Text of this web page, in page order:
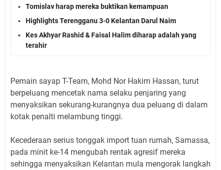
Tomislav harap mereka buktikan kemampuan
Highlights Terengganu 3-0 Kelantan Darul Naim
Kes Akhyar Rashid & Faisal Halim diharap adalah yang
terahir
Pemain sayap T-Team, Mohd Nor Hakim Hassan, turut
berpeluang mencetak nama selaku penjaring yang
menyaksikan sekurang-kurangnya dua peluang di dalam
kotak penalti melambung tinggi.
Kecederaan serius tonggak import tuan rumah, Samassa,
pada minit ke-14 mengubah rentak agresif mereka
sehingga menyaksikan Kelantan mula mengorak langkah